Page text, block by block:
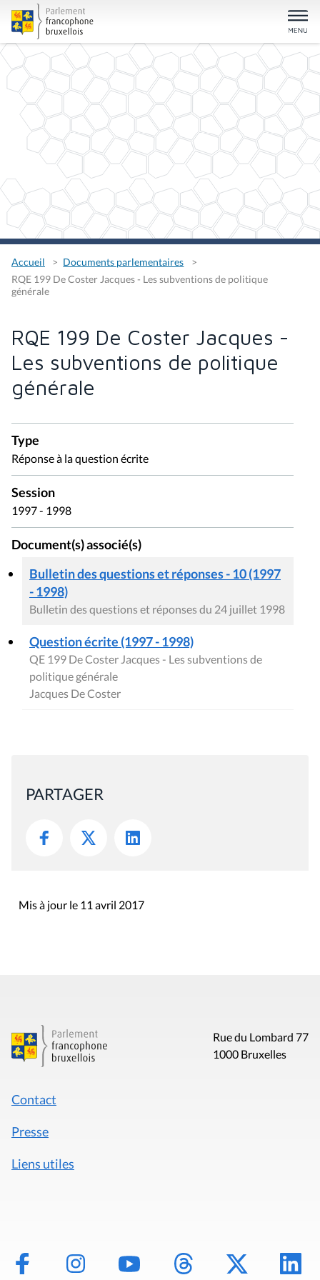
Accueil
Documents parlementaires
RQE 199 De Coster Jacques - Les subventions de politique
générale
RQE 199 De Coster Jacques -
Les subventions de politique
générale
Type
Réponse à la question écrite
Session
1997 - 1998
Document(s) associé(s)
Bulletin des questions et réponses - 10 (1997
- 1998)
Bulletin des questions et réponses du 24 juillet 1998
Question écrite (1997 - 1998)
QE 199 De Coster Jacques - Les subventions de
politique générale
Jacques De Coster
PARTAGER
Mis à jour le 11 avril 2017
Rue du Lombard 77
1000 Bruxelles
Contact
Presse
Liens utiles